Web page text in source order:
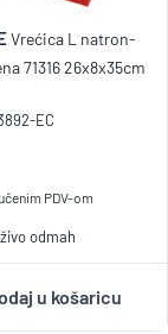
Vrećica L natron-
71316 26x8x35cm
EC
PDV-om
odmah
u košaricu